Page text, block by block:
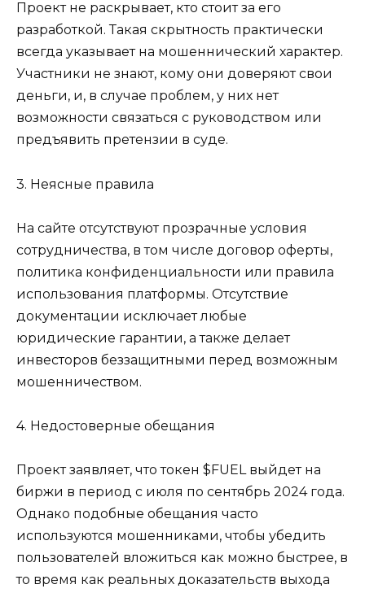
Проект не раскрывает, кто стоит за его
разработкой. Такая скрытность практически
всегда указывает на мошеннический характер.
Участники не знают, кому они доверяют свои
деньги, и, в случае проблем, у них нет
возможности связаться с руководством или
предъявить претензии в суде.
3. Неясные правила
На сайте отсутствуют прозрачные условия
сотрудничества, в том числе договор оферты,
политика конфиденциальности или правила
использования платформы. Отсутствие
документации исключает любые
юридические гарантии, а также делает
инвесторов беззащитными перед возможным
мошенничеством.
4. Недостоверные обещания
Проект заявляет, что токен $FUEL выйдет на
биржи в период с июля по сентябрь 2024 года.
Однако подобные обещания часто
используются мошенниками, чтобы убедить
пользователей вложиться как можно быстрее, в
то время как реальных доказательств выхода